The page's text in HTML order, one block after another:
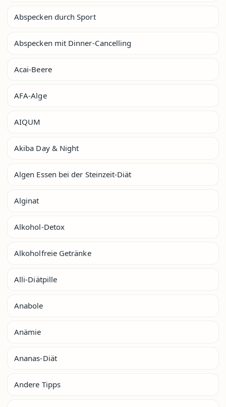
Abspecken durch Sport
Abspecken mit Dinner-Cancelling
Acai-Beere
AFA-Alge
AIQUM
Akiba Day & Night
Algen Essen bei der Steinzeit-Diät
Alginat
Alkohol-Detox
Alkoholfreie Getränke
Alli-Diätpille
Anabole
Anämie
Ananas-Diät
Andere Tipps